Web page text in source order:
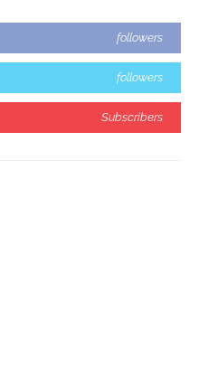
followers
followers
Subscribers